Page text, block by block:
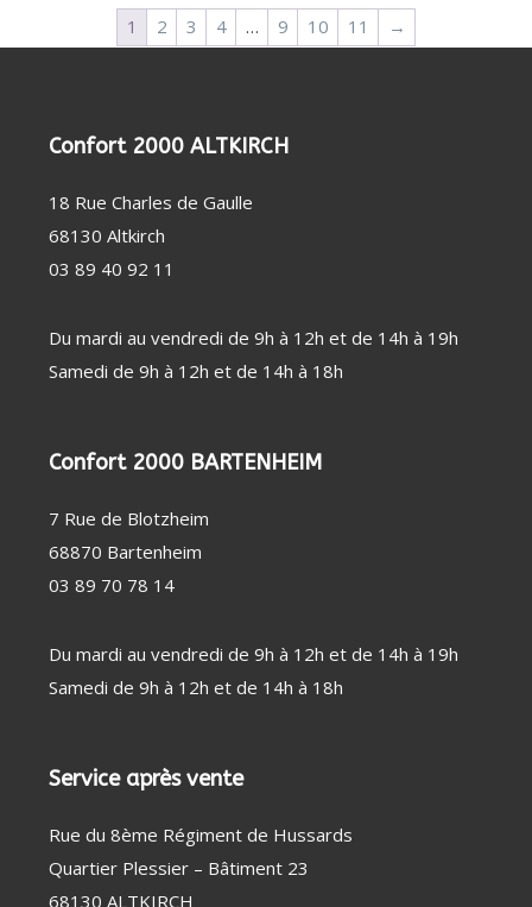
1 2 3 4 … 9 10 11 →
Confort 2000 ALTKIRCH
18 Rue Charles de Gaulle
68130 Altkirch
03 89 40 92 11
Du mardi au vendredi de 9h à 12h et de 14h à 19h
Samedi de 9h à 12h et de 14h à 18h
Confort 2000 BARTENHEIM
7 Rue de Blotzheim
68870 Bartenheim
03 89 70 78 14
Du mardi au vendredi de 9h à 12h et de 14h à 19h
Samedi de 9h à 12h et de 14h à 18h
Service après vente
Rue du 8ème Régiment de Hussards
Quartier Plessier – Bâtiment 23
68130 ALTKIRCH